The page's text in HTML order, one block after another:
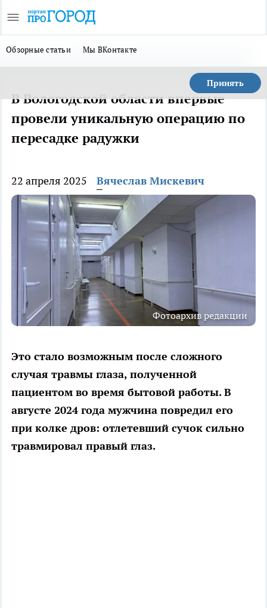
Обзорные статьи Мы ВКонтакте
Принять
В Вологодской области впервые
провели уникальную операцию по
пересадке радужки
22 апреля 2025 Вячеслав Мискевич
Фотоархив редакции
Это стало возможным после сложного
случая травмы глаза, полученной
пациентом во время бытовой работы. В
августе 2024 года мужчина повредил его
при колке дров: отлетевший сучок сильно
травмировал правый глаз.